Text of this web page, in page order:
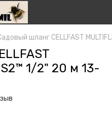
шланг СELLFAST
1/2" 20 м 13-